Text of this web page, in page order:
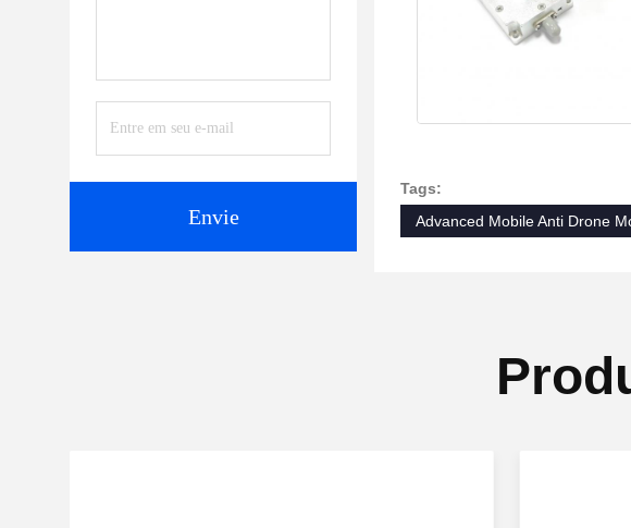
Envie
Tags:
Advanced Mobile Anti Drone